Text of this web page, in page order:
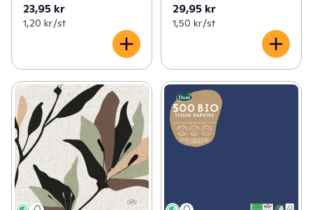
23,95 kr
1,20 kr /st
29,95 kr
1,50 kr /st